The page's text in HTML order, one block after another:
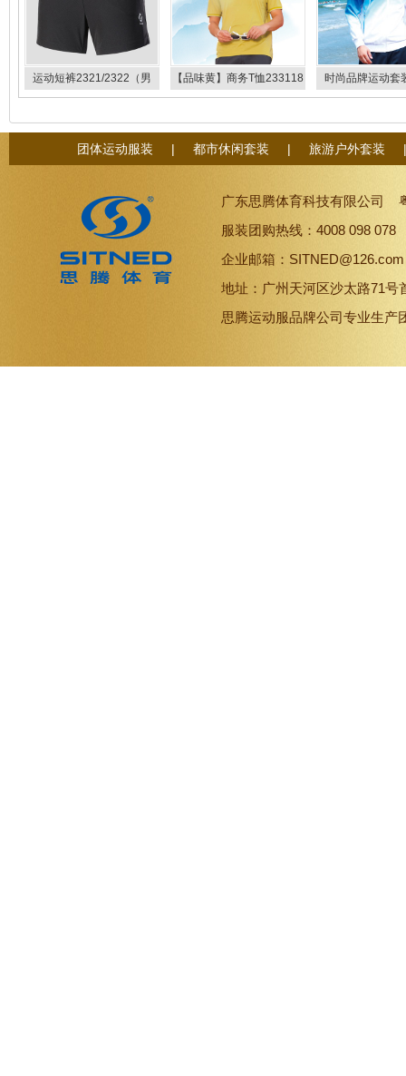
运动短裤2321/2322（男
女）
【品味黄】商务T恤233118
233128
时尚品牌运动套
39904
团体运动服装 | 都市休闲套装 | 旅游户外套装
广东思腾体育科技有限公司
服装团购热线：4008 098
企业邮箱：
地址：广州天河区沙太路71号
思腾运动服品牌公司专业生产